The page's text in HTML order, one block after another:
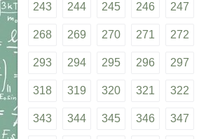
243 244 245 246 247
268 269 270 271 272
293 294 295 296 297
318 319 320 321 322
343 344 345 346 347